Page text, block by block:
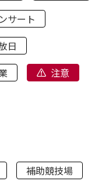
サート
日
注意
補助競技場